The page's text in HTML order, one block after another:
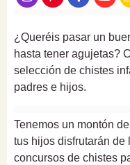
¿Queréis pasar un
hasta tener agujetas?
selección de chistes
padres e hijos.
Tenemos un montón de
tus hijos disfrutarán
concursos de chistes